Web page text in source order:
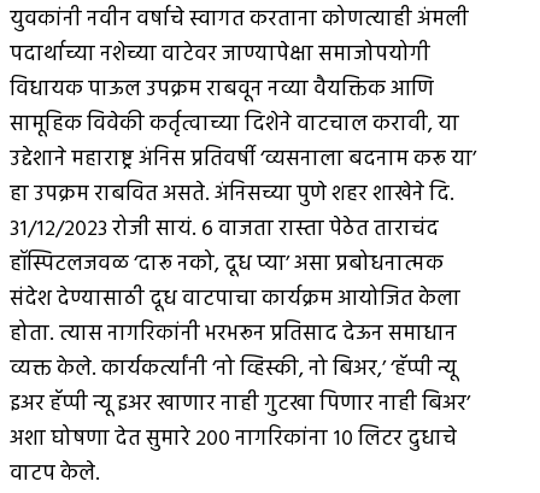
युवकांनी नवीन वर्षाचे स्वागत करताना कोणत्याही अंमली
पदार्थाच्या नशेच्या वाटेवर जाण्यापेक्षा समाजोपयोगी
विधायक पाऊल उपक्रम राबवून नव्या वैयक्तिक आणि
सामूहिक विवेकी कर्तृत्वाच्या दिशेने वाटचाल करावी, या
उद्देशाने महाराष्ट्र अंनिस प्रतिवर्षी ‘व्यसनाला बदनाम करू या’
हा उपक्रम राबवित असते. अंनिसच्या पुणे शहर शाखेने दि.
३१/१२/२०२३ रोजी सायं. ६ वाजता रास्ता पेठेत ताराचंद
हॉस्पिटलजवळ ‘दारू नको, दूध प्या’ असा प्रबोधनात्मक
संदेश देण्यासाठी दूध वाटपाचा कार्यक्रम आयोजित केला
होता. त्यास नागरिकांनी भरभरून प्रतिसाद देऊन समाधान
व्यक्त केले. कार्यकर्त्यांनी ‘नो व्हिस्की, नो बिअर,’ ‘हॅप्पी न्यू
इअर हॅप्पी न्यू इअर खाणार नाही गुटखा पिणार नाही बिअर’
अशा घोषणा देत सुमारे २०० नागरिकांना १० लिटर दुधाचे
वाटप केले.